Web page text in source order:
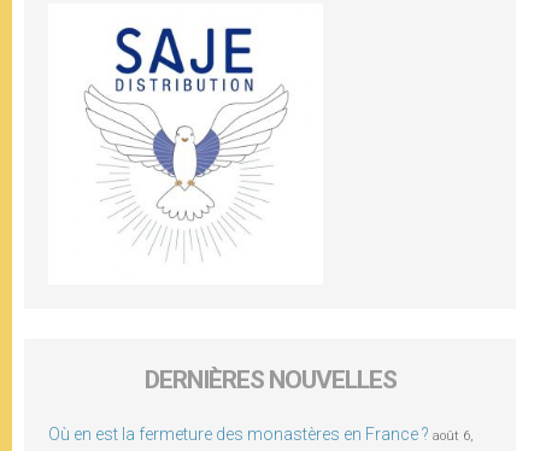
DERNIÈRES NOUVELLES
Où en est la fermeture des monastères en France ? août 6,